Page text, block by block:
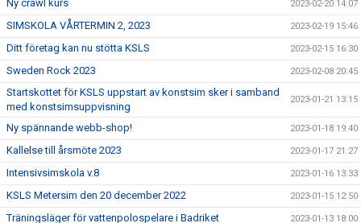
Ny crawl kurs 2023-02-20 14:07
SIMSKOLA VÅRTERMIN 2, 2023 2023-02-19 15:46
Ditt företag kan nu stötta KSLS 2023-02-15 16:30
Sweden Rock 2023 2023-02-08 20:45
Startskottet för KSLS uppstart av konstsim sker i samband
med konstsimsuppvisning
2023-01-21 13:15
Ny spännande webb-shop! 2023-01-18 19:40
Kallelse till årsmöte 2023 2023-01-17 21:27
Intensivsimskola v.8 2023-01-16 13:33
KSLS Metersim den 20 december 2022 2023-01-15 12:50
Träningsläger för vattenpolospelare i Badriket 2023-01-13 18:00